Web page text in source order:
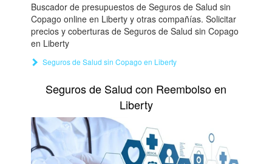
Buscador de presupuestos de Seguros de Salud sin
Copago online en Liberty y otras compañías. Solicitar
precios y coberturas de Seguros de Salud sin Copago
en Liberty
Seguros de Salud sin Copago en Liberty
Seguros de Salud con Reembolso en
Liberty